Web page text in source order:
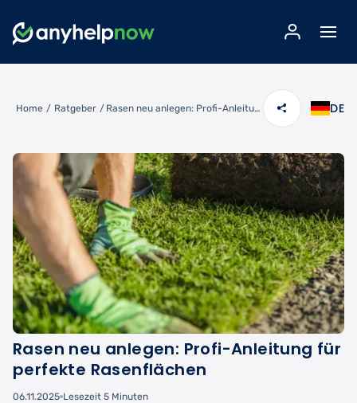
Home / Ratgeber / Rasen neu anlegen: Profi-Anleitung für perfekte Rasenflächen DE
Rasen neu anlegen: Profi-Anleitung für
perfekte Rasenflächen
06.11.2025 Lesezeit 5 Minuten